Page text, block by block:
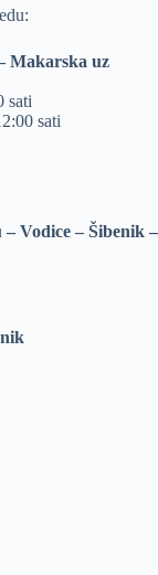
Makarska uz
sati
sati
Vodice – Šibenik –